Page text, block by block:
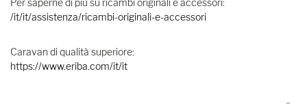
/it/it/assistenza/ricambi-originali-e-accessori
Caravan di qualità superiore:
https://www.eriba.com/it/it